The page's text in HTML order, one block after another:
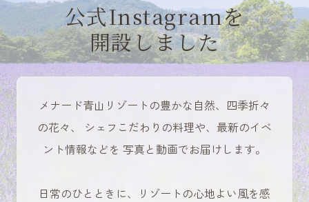
公式Instagramを
開設しました
メナード青山リゾートの豊かな自然、四季折々
の花々、
シェフこだわりの料理や、最新のイベ
ント情報などを 写真と動画でお届けします。
日常のひとときに、リゾートの心地よい風を感